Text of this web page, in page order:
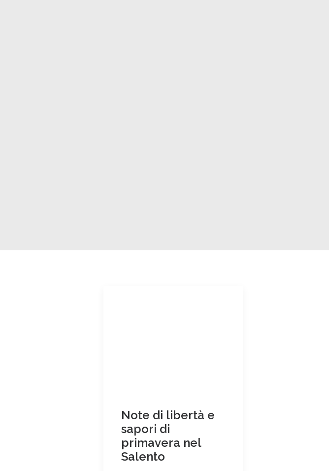
Note di libertà e
sapori di
primavera nel
Salento